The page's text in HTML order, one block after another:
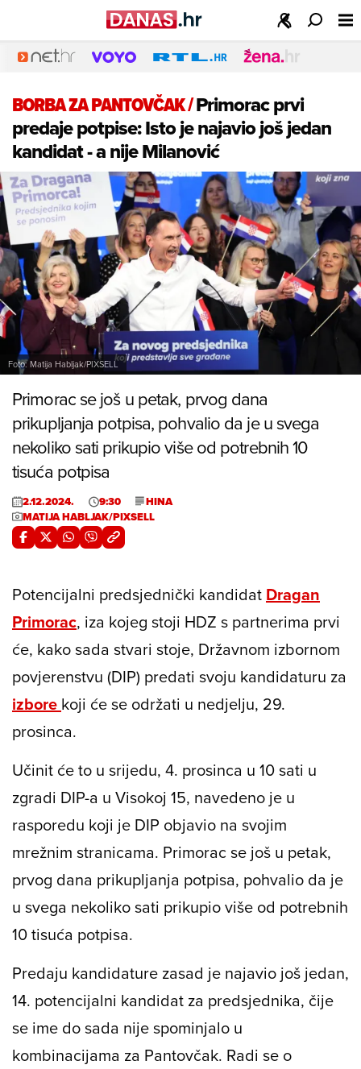
BORBA ZA PANTOVČAK/Primorac prvi
predaje potpise: Isto je najavio još jedan
kandidat - a nije Milanović
Foto: Matija Habljak/PIXSELL
Primorac se još u petak, prvog dana
prikupljanja potpisa, pohvalio da je u svega
nekoliko sati prikupio više od potrebnih 10
tisuća potpisa
2.12.2024. 9:30
HINA
MATIJA HABLJAK/PIXSELL
Potencijalni predsjednički kandidat Dragan
Primorac, iza kojeg stoji HDZ s partnerima prvi
će, kako sada stvari stoje, Državnom izbornom
povjerenstvu (DIP) predati svoju kandidaturu za
izbore koji će se održati u nedjelju, 29.
prosinca.
Učinit će to u srijedu, 4. prosinca u 10 sati u
zgradi DIP-a u Visokoj 15, navedeno je u
rasporedu koji je DIP objavio na svojim
mrežnim stranicama. Primorac se još u petak,
prvog dana prikupljanja potpisa, pohvalio da je
u svega nekoliko sati prikupio više od potrebnih
10 tisuća potpisa.
Predaju kandidature zasad je najavio još jedan,
14. potencijalni kandidat za predsjednika, čije
se ime do sada nije spominjalo u
kombinacijama za Pantovčak. Radi se o